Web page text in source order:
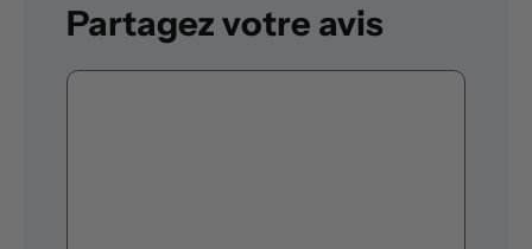
Partagez votre avis
Commentaire